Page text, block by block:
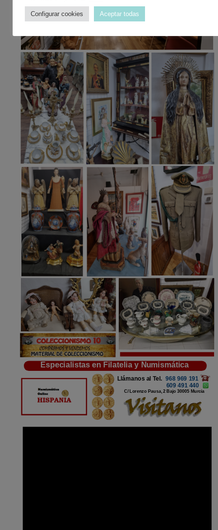
Llámanos al Tel.968 969 191
609 491 440
C/ Lorenzo Pausa, 2 Bajo30005 Murcia
Especialistas en Filatelia y Numismática
Configurar cookies Aceptar todas